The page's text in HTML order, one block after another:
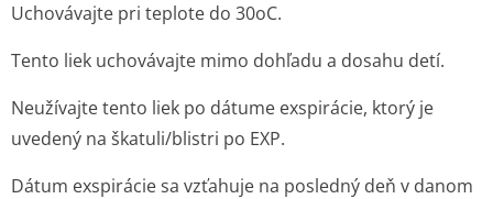
Uchovávajte pri teplote do 30oC.
Tento liek uchovávajte mimo dohľadu a dosahu detí.
Neužívajte tento liek po dátume exspirácie, ktorý je
uvedený na škatuli/blistri po EXP.
Dátum exspirácie sa vzťahuje na posledný deň v danom